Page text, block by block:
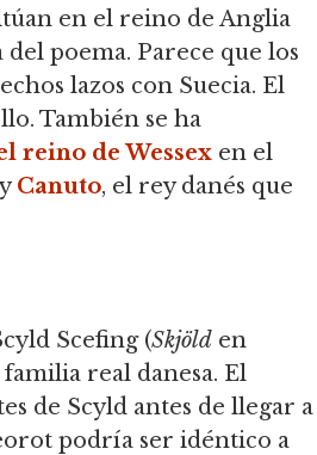
en el reino de Anglia
poema. Parece que los
lazos con Suecia. El
También se ha
reino de Wessex en el
Canuto, el rey danés que
Scefing (Skjöld en
familia real danesa. El
de Scyld antes de llegar a
podría ser idéntico a